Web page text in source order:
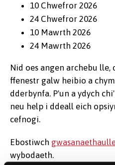
10 Chwefror 2026
24 Chwefror 2026
10 Mawrth 2026
24 Mawrth 2026
Nid oes angen archebu lle,
ffenestr galw heibio a
dderbynfa. P'un a ydych
neu help i ddeall eich
cefnogi.
Ebostiwch
wybodaeth.